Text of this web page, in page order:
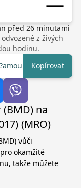
před 26minutami
z živých
hodinu.
Kopírovat
na
(MRO)
vůči
okamžité
takže můžete